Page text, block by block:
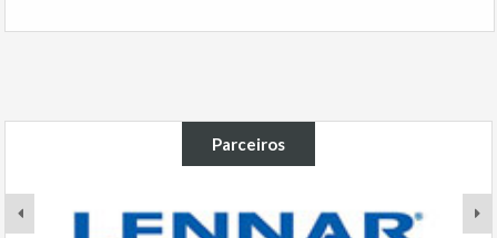
Parceiros